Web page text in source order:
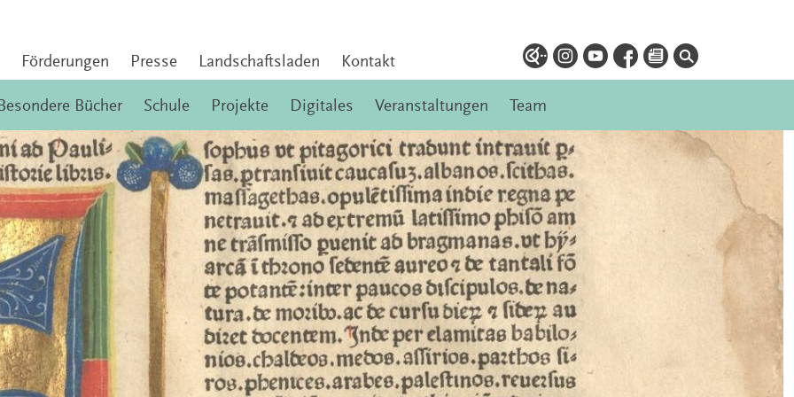
Förderungen Presse Landschaftsladen Kontakt
Bücher Schule Projekte Digitales Veranstaltungen Team